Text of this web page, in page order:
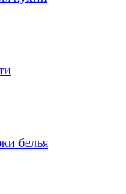
белья